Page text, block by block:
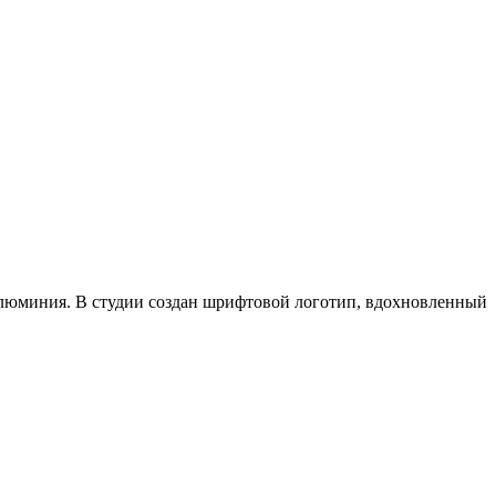
В студии создан шрифтовой логотип, вдохновленный